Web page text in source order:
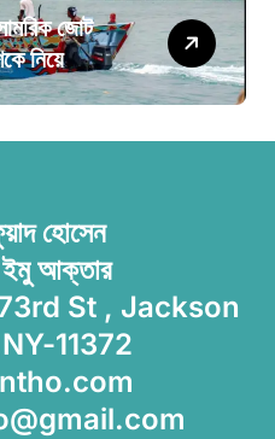
জোট
নিয়ে
হোসেন
আক্তার
St , Jackson
11372